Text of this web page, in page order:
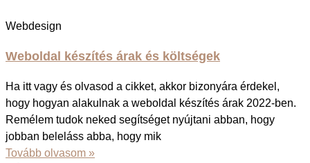
Webdesign
Weboldal készítés árak és költségek
Ha itt vagy és olvasod a cikket, akkor bizonyára érdekel,
hogy hogyan alakulnak a weboldal készítés árak 2022-ben.
Remélem tudok neked segítséget nyújtani abban, hogy
jobban beleláss abba, hogy mik
Tovább olvasom »